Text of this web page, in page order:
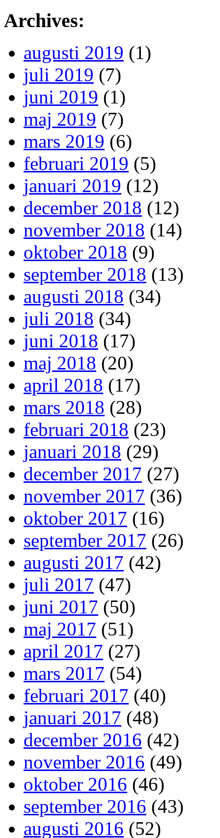
Archives:
augusti 2019 (1)
juli 2019 (7)
juni 2019 (1)
maj 2019 (7)
mars 2019 (6)
februari 2019 (5)
januari 2019 (12)
december 2018 (12)
november 2018 (14)
oktober 2018 (9)
september 2018 (13)
augusti 2018 (34)
juli 2018 (34)
juni 2018 (17)
maj 2018 (20)
april 2018 (17)
mars 2018 (28)
februari 2018 (23)
januari 2018 (29)
december 2017 (27)
november 2017 (36)
oktober 2017 (16)
september 2017 (26)
augusti 2017 (42)
juli 2017 (47)
juni 2017 (50)
maj 2017 (51)
april 2017 (27)
mars 2017 (54)
februari 2017 (40)
januari 2017 (48)
december 2016 (42)
november 2016 (49)
oktober 2016 (46)
september 2016 (43)
augusti 2016 (52)